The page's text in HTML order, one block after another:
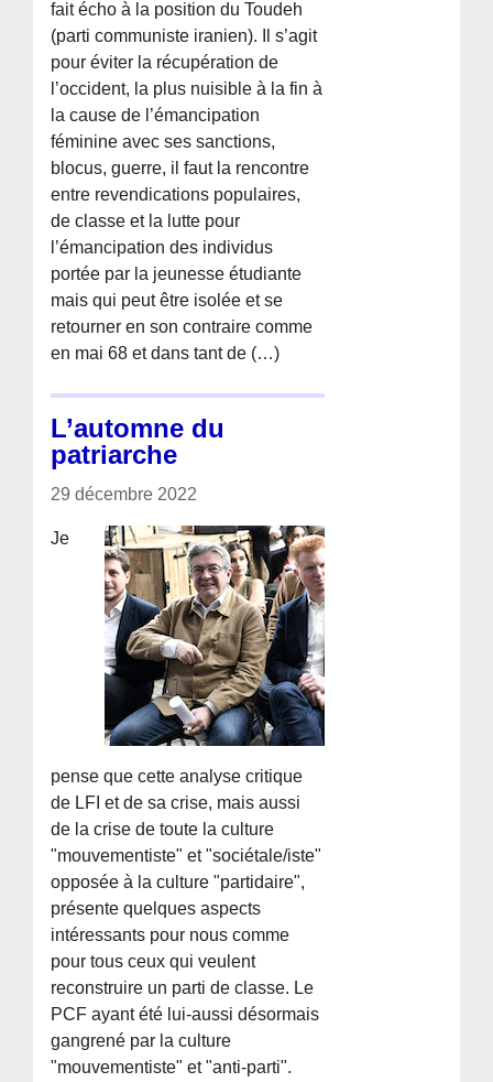
fait écho à la position du Toudeh
(parti communiste iranien). Il s’agit
pour éviter la récupération de
l’occident, la plus nuisible à la fin à
la cause de l’émancipation
féminine avec ses sanctions,
blocus, guerre, il faut la rencontre
entre revendications populaires,
de classe et la lutte pour
l’émancipation des individus
portée par la jeunesse étudiante
mais qui peut être isolée et se
retourner en son contraire comme
en mai 68 et dans tant de (…)
L’automne du
patriarche
29 décembre 2022
Je
pense que cette analyse critique
de LFI et de sa crise, mais aussi
de la crise de toute la culture
"mouvementiste" et "sociétale/iste"
opposée à la culture "partidaire",
présente quelques aspects
intéressants pour nous comme
pour tous ceux qui veulent
reconstruire un parti de classe. Le
PCF ayant été lui-aussi désormais
gangrené par la culture
"mouvementiste" et "anti-parti".